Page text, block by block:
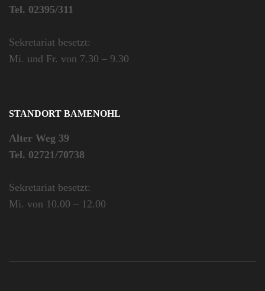
Tel. 02395/311
Sekretariat besetzt:
Mi. und Fr. von 7.30 – 9.30
STANDORT BAMENOHL
Alter Weg 39
Tel. 02721/70738
Sekretariat besetzt:
Mi. von 10.00 – 12.00